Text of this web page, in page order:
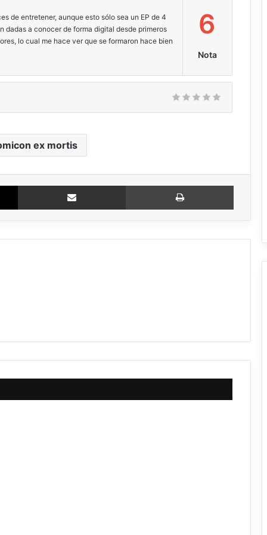
6
Nota
de entretener, aunque esto sólo sea un EP de 4
dadas a conocer de forma digital desde primeros
lo cual me hace ver que se formaron hace bien
ex mortis
X Compartir via email Imprimir